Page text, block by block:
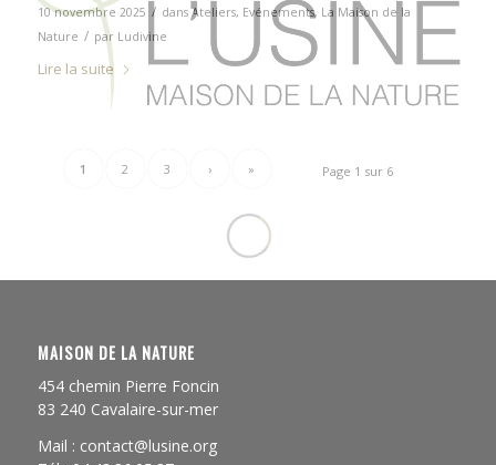
10 novembre 2025 / dansAteliers, Evénements, La Maison de la
Nature / par Ludivine
Lire la suite
Page 1 sur 6
1 2 3 › »
MAISON DE LA NATURE
454 chemin Pierre Foncin
83 240 Cavalaire-sur-mer
Mail : contact@lusine.org